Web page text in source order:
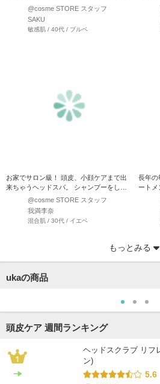
色のソフトタイプか…
@cosme STORE スタッフ
SAKU
敏感肌 / 40代 / ブルベ
ブラ
お家でサロン級！ 頭皮、小顔ケアまで出
来ちゃうヘッドスパ。 シャンプーをしな
がらや、乾いた…
@cosme STORE スタッフ
我満李奈
混合肌 / 30代 / イエベ
長年の
ートメ
して
もっとみる
ukaの商品
頭皮ケア 週間ランキング
ヘッドスクラブ リフ
ン)
5.6